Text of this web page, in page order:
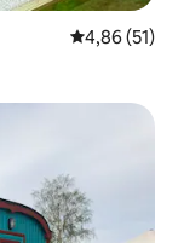
4,86 de uma
4,86 (51)